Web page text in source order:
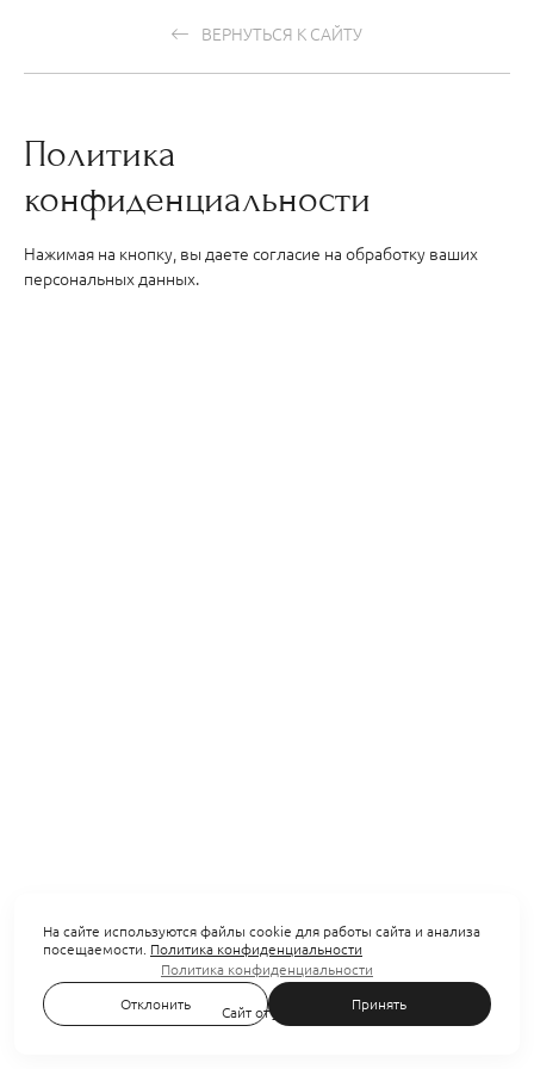
ВЕРНУТЬСЯ К САЙТУ
Политика
конфиденциальности
Нажимая на кнопку, вы даете согласие на обработку ваших
персональных данных.
Политика конфиденциальности
Сайт от
На сайте используются файлы cookie для работы сайта и анализа
посещаемости. Политика конфиденциальности
Отклонить Принять